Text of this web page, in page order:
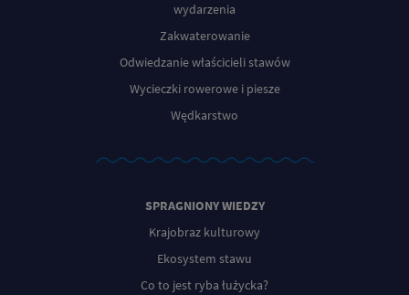
wydarzenia
Zakwaterowanie
Odwiedzanie właścicieli stawów
Wycieczki rowerowe i piesze
Wędkarstwo
SPRAGNIONY WIEDZY
Krajobraz kulturowy
Ekosystem stawu
Co to jest ryba łużycka?